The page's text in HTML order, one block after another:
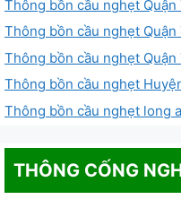
Thông bồn cầu nghẹt
Thông bồn cầu nghẹt Quận
Thông bồn cầu nghẹt Quận
Thông bồn cầu nghẹt
Thông bồn cầu nghẹt long
THÔNG CỐNG